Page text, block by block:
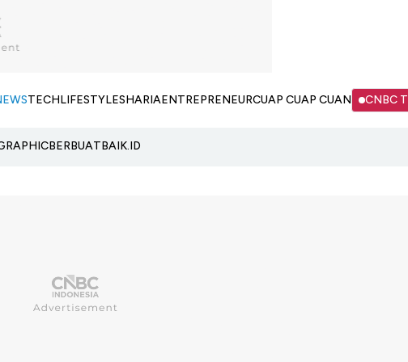
TECHLIFESTYLESHARIAENTREPRENEURCUAP CUAP CUAN CNBC
BERBUATBAIK.ID